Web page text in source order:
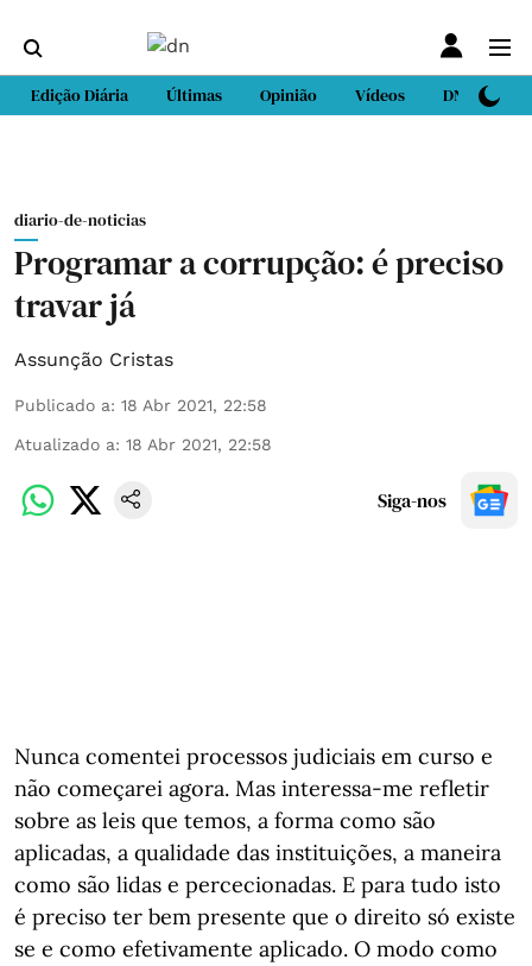
Edição Diária Últimas Opinião Vídeos DN Sport
diario-de-noticias
Programar a corrupção: é preciso
travar já
Assunção Cristas
Publicado a: 18 Abr 2021, 22:58
Atualizado a: 18 Abr 2021, 22:58
Siga-nos
Nunca comentei processos judiciais em curso e
não começarei agora. Mas interessa-me refletir
sobre as leis que temos, a forma como são
aplicadas, a qualidade das instituições, a maneira
como são lidas e percecionadas. E para tudo isto
é preciso ter bem presente que o direito só existe
se e como efetivamente aplicado. O modo como